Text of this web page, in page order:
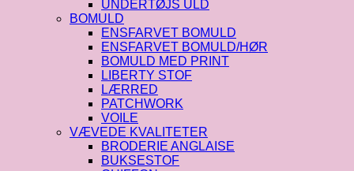
UNDERTØJS ULD
BOMULD
ENSFARVET BOMULD
ENSFARVET BOMULD/HØR
BOMULD MED PRINT
LIBERTY STOF
LÆRRED
PATCHWORK
VOILE
VÆVEDE KVALITETER
BRODERIE ANGLAISE
BUKSESTOF